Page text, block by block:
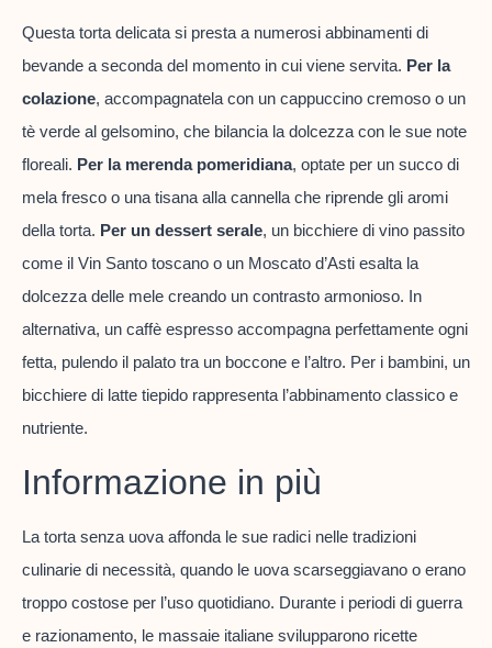
Questa torta delicata si presta a numerosi abbinamenti di
bevande a seconda del momento in cui viene servita. Per la
colazione, accompagnatela con un cappuccino cremoso o un
tè verde al gelsomino, che bilancia la dolcezza con le sue note
floreali. Per la merenda pomeridiana, optate per un succo di
mela fresco o una tisana alla cannella che riprende gli aromi
della torta. Per un dessert serale, un bicchiere di vino passito
come il Vin Santo toscano o un Moscato d’Asti esalta la
dolcezza delle mele creando un contrasto armonioso. In
alternativa, un caffè espresso accompagna perfettamente ogni
fetta, pulendo il palato tra un boccone e l’altro. Per i bambini, un
bicchiere di latte tiepido rappresenta l’abbinamento classico e
nutriente.
Informazione in più
La torta senza uova affonda le sue radici nelle tradizioni
culinarie di necessità, quando le uova scarseggiavano o erano
troppo costose per l’uso quotidiano. Durante i periodi di guerra
e razionamento, le massaie italiane svilupparono ricette